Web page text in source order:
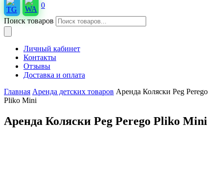
0
Поиск товаров
Личный кабинет
Контакты
Отзывы
Доставка и оплата
Главная Аренда детских товаров Аренда Коляски Peg Perego
Pliko Mini
Аренда Коляски Peg Perego Pliko Mini